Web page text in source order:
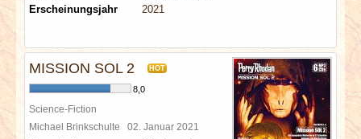
Erscheinungsjahr
2021
MISSION SOL 2 HOT
8,0
Science-Fiction
Michael Brinkschulte 02. Januar 2021